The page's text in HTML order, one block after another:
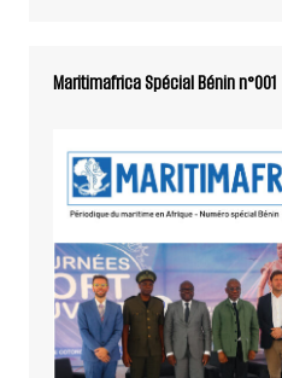
Maritimafrica Spécial Bénin n°001